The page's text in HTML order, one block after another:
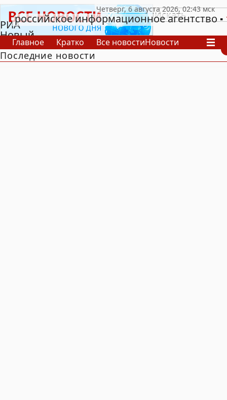
РИА
Новый
День
российское информационное агентство
Главное Кратко Все новостиНовости
В России
В мире
Последние новости